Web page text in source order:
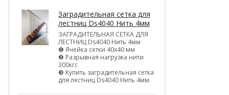
Заградительная сетка для
лестниц Ds4040 Нить 4мм
ЗАГРАДИТЕЛЬНАЯ СЕТКА ДЛЯ
ЛЕСТНИЦ Ds4040 Нить 4мм
❶ Ячейка сетки 40х40 мм
❷ Разрывная нагрузка нити
300кгс
❸ Купить заградительная сетка
для лестниц Ds4040 Нить 4мм